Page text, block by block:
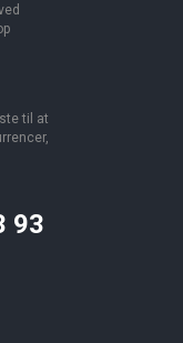
til at
93